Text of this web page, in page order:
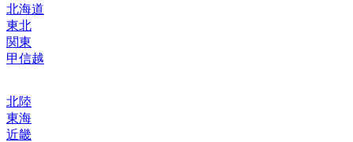
北海道
東北
関東
甲信越
北陸
東海
近畿